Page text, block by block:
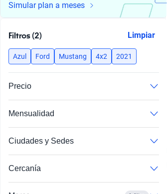
Busca por año
Busca por modelo
Busca por año
Simular plan a meses
Filtros (2) Limpiar
Azul Ford Mustang 4x2 2021
Precio
Mensualidad
Ciudades y Sedes
Cercanía